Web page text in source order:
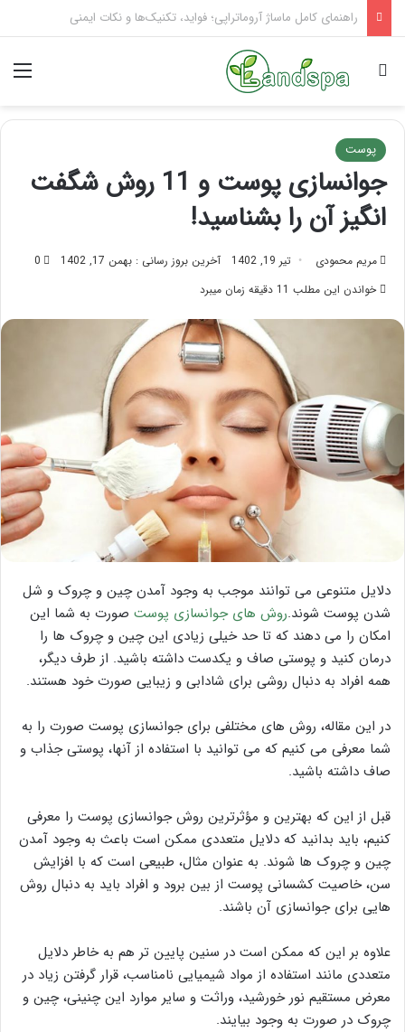
تاثیر ماساژ بر افسردگی؛ با ماساژ درمانی افسردگی را درمان کنید!
جستجو برای
پوست
جوانسازی پوست و 11 روش شگفت
انگیز آن را بشناسید!
مریم محمودی تیر 19, 1402 آخرین بروز رسانی : بهمن 17, 1402
0
خواندن این مطلب 11 دقیقه زمان میبرد
دلایل متنوعی می توانند موجب به وجود آمدن چین و چروک و شل
شدن پوست شوند.روش های جوانسازی پوست صورت به شما این
امکان را می دهند که تا حد خیلی زیادی این چین و چروک ها را
درمان کنید و پوستی صاف و یکدست داشته باشید. از طرف دیگر،
همه افراد به دنبال روشی برای شادابی و زیبایی صورت خود هستند.
در این مقاله، روش های مختلفی برای جوانسازی پوست صورت را به
شما معرفی می کنیم که می توانید با استفاده از آنها، پوستی جذاب و
صاف داشته باشید.
قبل از این که بهترین و مؤثرترین روش جوانسازی پوست را معرفی
کنیم، باید بدانید که دلایل متعددی ممکن است باعث به وجود آمدن
چین و چروک ها شوند. به عنوان مثال، طبیعی است که با افزایش
سن، خاصیت کشسانی پوست از بین برود و افراد باید به دنبال روش
هایی برای جوانسازی آن باشند.
علاوه بر این که ممکن است در سنین پایین تر هم به خاطر دلایل
متعددی مانند استفاده از مواد شیمیایی نامناسب، قرار گرفتن زیاد در
معرض مستقیم نور خورشید، وراثت و سایر موارد این چنینی، چین و
چروک در صورت به وجود بیایند.